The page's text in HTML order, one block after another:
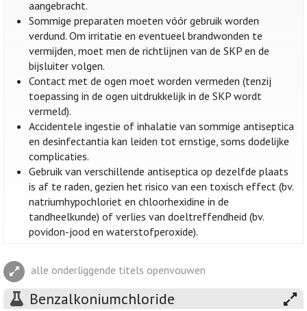
aangebracht.
Sommige preparaten moeten vóór gebruik worden
verdund. Om irritatie en eventueel brandwonden te
vermijden, moet men de richtlijnen van de SKP en de
bijsluiter volgen.
Contact met de ogen moet worden vermeden (tenzij
toepassing in de ogen uitdrukkelijk in de SKP wordt
vermeld).
Accidentele ingestie of inhalatie van sommige antiseptica
en desinfectantia kan leiden tot ernstige, soms dodelijke
complicaties.
Gebruik van verschillende antiseptica op dezelfde plaats
is af te raden, gezien het risico van een toxisch effect (bv.
natriumhypochloriet en chloorhexidine in de
tandheelkunde) of verlies van doeltreffendheid (bv.
povidon-jood en waterstofperoxide).
alle onderliggende titels openvouwen
Benzalkoniumchloride